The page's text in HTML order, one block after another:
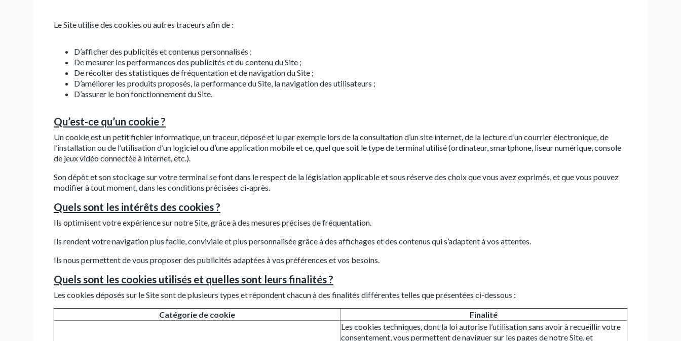
Le Site utilise des cookies ou autres traceurs afin de :
D’afficher des publicités et contenus personnalisés ;
De mesurer les performances des publicités et du contenu du Site ;
De récolter des statistiques de fréquentation et de navigation du Site ;
D’améliorer les produits proposés, la performance du Site, la navigation des utilisateurs ;
D’assurer le bon fonctionnement du Site.
Qu’est-ce qu’un cookie ?
Un cookie est un petit fichier informatique, un traceur, déposé et lu par exemple lors de la consultation d’un site internet, de la lecture d’un courrier électronique, de
l’installation ou de l’utilisation d’un logiciel ou d’une application mobile et ce, quel que soit le type de terminal utilisé (ordinateur, smartphone, liseur numérique, console
de jeux vidéo connectée à internet, etc.).
Son dépôt et son stockage sur votre terminal se font dans le respect de la législation applicable et sous réserve des choix que vous avez exprimés, et que vous pouvez
modifier à tout moment, dans les conditions précisées ci-après.
Quels sont les intérêts des cookies ?
Ils optimisent votre expérience sur notre Site, grâce à des mesures précises de fréquentation.
Ils rendent votre navigation plus facile, conviviale et plus personnalisée grâce à des affichages et des contenus qui s’adaptent à vos attentes.
Ils nous permettent de vous proposer des publicités adaptées à vos préférences et vos besoins.
Quels sont les cookies utilisés et quelles sont leurs finalités ?
Les cookies déposés sur le Site sont de plusieurs types et répondent chacun à des finalités différentes telles que présentées ci-dessous :
Catégorie de cookie
Finalité
Les cookies techniques, dont la loi autorise l’utilisation sans avoir à recueillir votre
consentement, vous permettent de naviguer sur les pages de notre Site, et